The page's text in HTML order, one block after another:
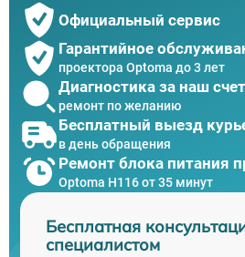
Официальный сервис
Гарантийное
проектора Optoma до 3 лет
Диагностика за наш
ремонт по желанию
Бесплатный выезд
в день обращения
Ремонт блока питания
Optoma H116 от 35 минут
Бесплатная
специалистом